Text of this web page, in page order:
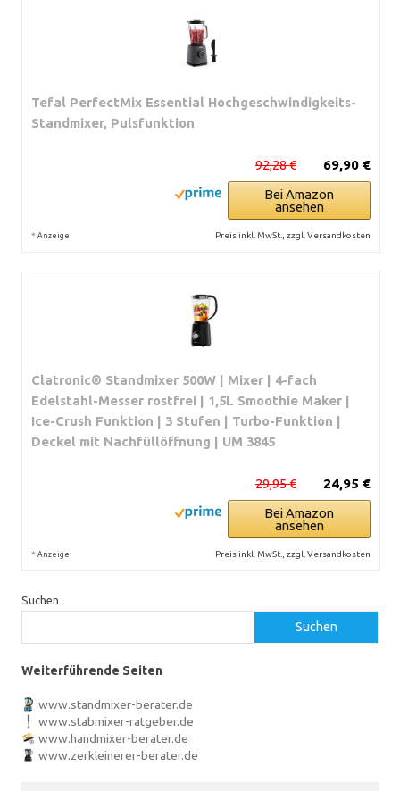
Tefal PerfectMix Essential Hochgeschwindigkeits-
Standmixer, Pulsfunktion
69,90 €
92,28 €
Bei Amazon
ansehen
* Anzeige Preis inkl. MwSt., zzgl. Versandkosten
Clatronic® Standmixer 500W | Mixer | 4-fach
Edelstahl-Messer rostfrei | 1,5L Smoothie Maker |
Ice-Crush Funktion | 3 Stufen | Turbo-Funktion |
Deckel mit Nachfüllöffnung | UM 3845
24,95 €
29,95 €
Bei Amazon
ansehen
* Anzeige Preis inkl. MwSt., zzgl. Versandkosten
Suchen
Suchen
Weiterführende Seiten
www.standmixer-berater.de
www.stabmixer-ratgeber.de
www.handmixer-berater.de
www.zerkleinerer-berater.de